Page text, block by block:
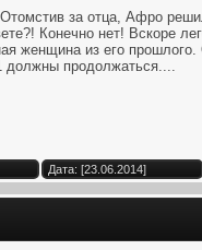
Отомстив за отца, Афро
Конечно нет! Вскоре
женщина из его
должны продолжаться....
Дата: [23.06.2014]